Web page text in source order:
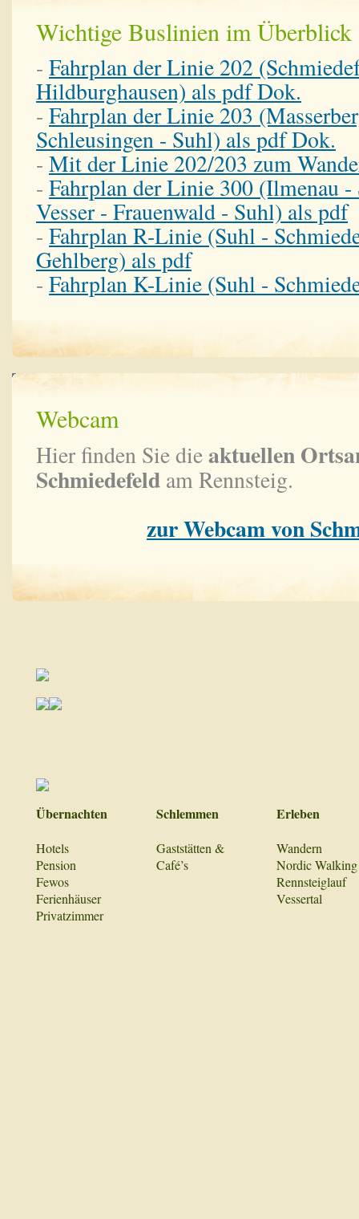
Wichtige Buslinien im Überblick
- Fahrplan der Linie 202
Hildburghausen) als pdf Dok.
- Fahrplan der Linie 203
Schleusingen - Suhl) als pdf Dok.
- Mit der Linie 202/203 zum
- Fahrplan der Linie 300 (Ilmenau -
Vesser - Frauenwald - Suhl) als pdf
- Fahrplan R-Linie (Suhl -
Gehlberg) als pdf
- Fahrplan K-Linie (Suhl -
Webcam
Hier finden Sie dieaktuellen
Schmiedefeld am Rennsteig.
zur Webcam von
Übernachten
Hotels
Pension
Fewos
Ferienhäuser
Privatzimmer
Schlemmen
Gaststätten &
Café’s
Erleben
Wandern
Nordic Walking
Rennsteiglauf
Vessertal